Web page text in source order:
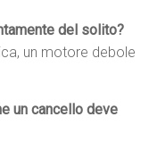
del solito?
un motore debole
un cancello deve